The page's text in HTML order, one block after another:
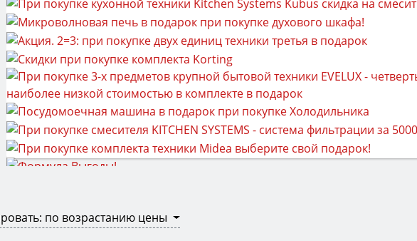
по возрастанию цены